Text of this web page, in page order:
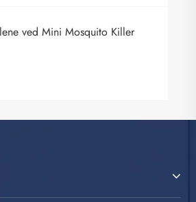
ved Mini Mosquito Killer